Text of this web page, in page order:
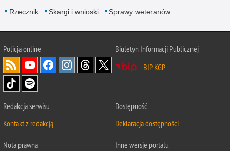
Rzecznik Skargi i wnioski Sprawy weteranów
Policjaonline
Biuletyn Informacji Publicznej
BIP KGP
Redakcja serwisu
Kontakt z redakcją
Dostępność
Deklaracja dostępności
Nota prawna Inne wersje portalu